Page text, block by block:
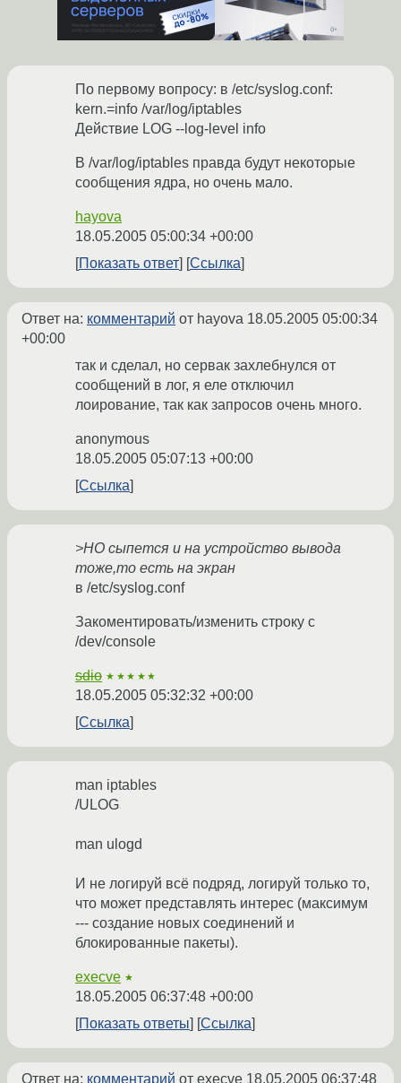
По первому вопросу: в /etc/syslog.conf:
kern.=info /var/log/iptables
Действие LOG --log-level info
В /var/log/iptables правда будут некоторые
сообщения ядра, но очень мало.
hayova
18.05.2005 05:00:34 +00:00
Показать ответ
Ссылка
Ответ на: комментарий от hayova 18.05.2005 05:00:34
+00:00
так и сделал, но сервак захлебнулся от
сообщений в лог, я еле отключил
лоирование, так как запросов очень много.
anonymous
18.05.2005 05:07:13 +00:00
Ссылка
>НО сыпется и на устройство вывода
тоже,то есть на экран
в /etc/syslog.conf
Закоментировать/изменить строку с
/dev/console
sdio ★★★★★
18.05.2005 05:32:32 +00:00
Ссылка
man iptables
/ULOG
man ulogd
И не логируй всё подряд, логируй только то,
что может представлять интерес (максимум
--- создание новых соединений и
блокированные пакеты).
execve ★
18.05.2005 06:37:48 +00:00
Показать ответы
Ссылка
Ответ на: комментарий от execve 18.05.2005 06:37:48